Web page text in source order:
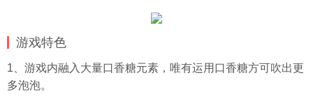
游戏特色
1、游戏内融入大量口香糖元素，唯有运用口香糖方可吹出更
多泡泡。